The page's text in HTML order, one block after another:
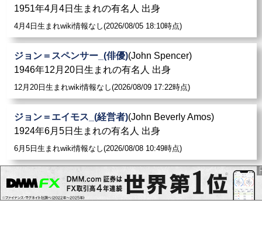
1951年4月4日生まれの有名人 出身
4月4日生まれwiki情報なし(2026/08/05 18:10時点)
ジョン＝スペンサー_(俳優)(John Spencer)
1946年12月20日生まれの有名人 出身
12月20日生まれwiki情報なし(2026/08/09 17:22時点)
ジョン＝エイモス_(経営者)(John Beverly Amos)
1924年6月5日生まれの有名人 出身
6月5日生まれwiki情報なし(2026/08/08 10:49時点)